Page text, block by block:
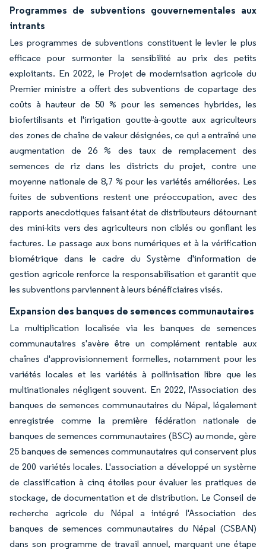
Programmes de subventions gouvernementales aux
intrants
Les programmes de subventions constituent le levier le plus
efficace pour surmonter la sensibilité au prix des petits
exploitants. En 2022, le Projet de modernisation agricole du
Premier ministre a offert des subventions de copartage des
coûts à hauteur de 50 % pour les semences hybrides, les
biofertilisants et l'irrigation goutte-à-goutte aux agriculteurs
des zones de chaîne de valeur désignées, ce qui a entraîné une
augmentation de 26 % des taux de remplacement des
semences de riz dans les districts du projet, contre une
moyenne nationale de 8,7 % pour les variétés améliorées. Les
fuites de subventions restent une préoccupation, avec des
rapports anecdotiques faisant état de distributeurs détournant
des mini-kits vers des agriculteurs non ciblés ou gonflant les
factures. Le passage aux bons numériques et à la vérification
biométrique dans le cadre du Système d'information de
gestion agricole renforce la responsabilisation et garantit que
les subventions parviennent à leurs bénéficiaires visés.
Expansion des banques de semences communautaires
La multiplication localisée via les banques de semences
communautaires s'avère être un complément rentable aux
chaînes d'approvisionnement formelles, notamment pour les
variétés locales et les variétés à pollinisation libre que les
multinationales négligent souvent. En 2022, l'Association des
banques de semences communautaires du Népal, légalement
enregistrée comme la première fédération nationale de
banques de semences communautaires (BSC) au monde, gère
25 banques de semences communautaires qui conservent plus
de 200 variétés locales. L'association a développé un système
de classification à cinq étoiles pour évaluer les pratiques de
stockage, de documentation et de distribution. Le Conseil de
recherche agricole du Népal a intégré l'Association des
banques de semences communautaires du Népal (CSBAN)
dans son programme de travail annuel, marquant une étape